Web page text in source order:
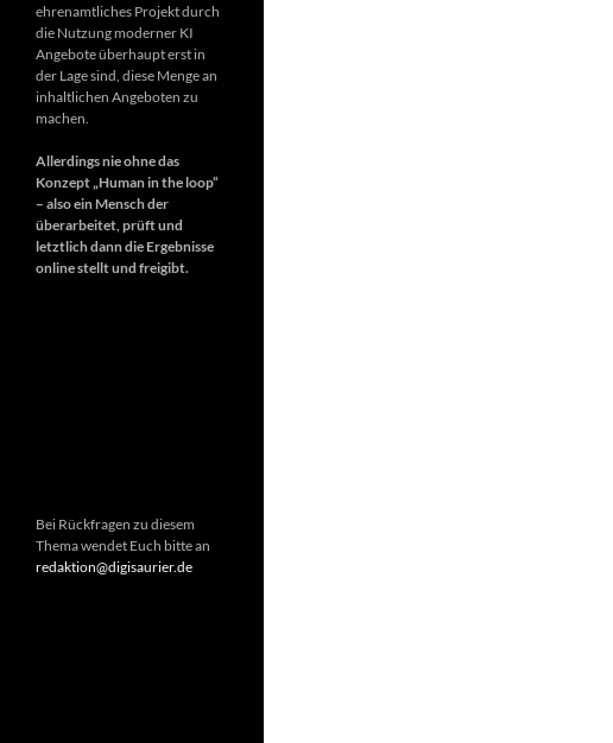
ehrenamtliches Projekt durch
die Nutzung moderner KI
Angebote überhaupt erst in
der Lage sind, diese Menge an
inhaltlichen Angeboten zu
machen.
Allerdings nie ohne das
Konzept „Human in the loop“
– also ein Mensch der
überarbeitet, prüft und
letztlich dann die Ergebnisse
online stellt und freigibt.
Bei Rückfragen zu diesem
Thema wendet Euch bitte an
redaktion@digisaurier.de